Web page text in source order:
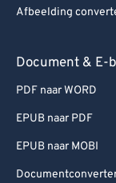
Afbeelding
Document & E-
PDF naar WORD
EPUB naar PDF
EPUB naar MOBI